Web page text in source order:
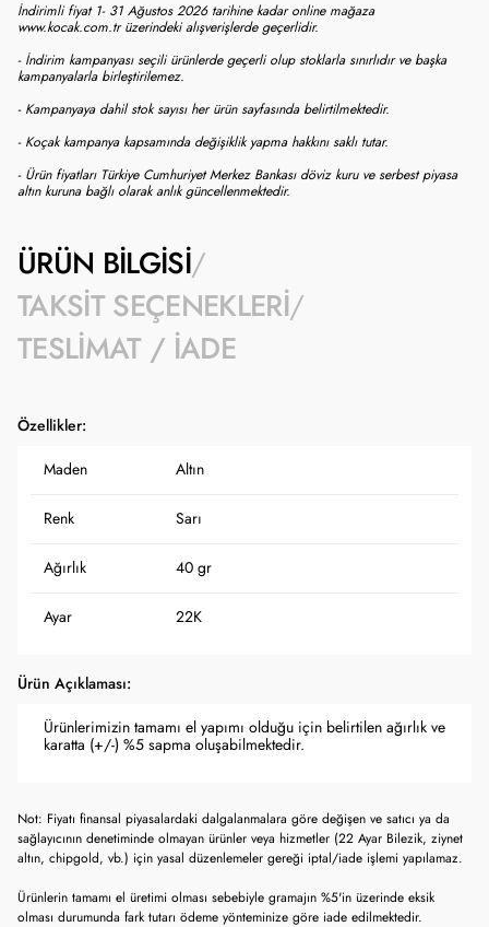
İndirimli fiyat 1- 31 Ağustos 2026 tarihine kadar online mağaza
www.kocak.com.tr üzerindeki alışverişlerde geçerlidir.
- İndirim kampanyası seçili ürünlerde geçerli olup stoklarla sınırlıdır ve başka
kampanyalarla birleştirilemez.
- Kampanyaya dahil stok sayısı her ürün sayfasında belirtilmektedir.
- Koçak kampanya kapsamında değişiklik yapma hakkını saklı tutar.
- Ürün fiyatları Türkiye Cumhuriyet Merkez Bankası döviz kuru ve serbest piyasa
altın kuruna bağlı olarak anlık güncellenmektedir.
ÜRÜN BILGISI
TAKSIT SEÇENEKLERI
TESLIMAT / İADE
Özellikler:
Maden Altın
Renk Sarı
Ağırlık 40 gr
Ayar 22K
Ürün Açıklaması:
Ürünlerimizin tamamı el yapımı olduğu için belirtilen ağırlık ve
karatta (+/-) %5 sapma oluşabilmektedir.
Not: Fiyatı finansal piyasalardaki dalgalanmalara göre değişen ve satıcı ya da
sağlayıcının denetiminde olmayan ürünler veya hizmetler (22 Ayar Bilezik, ziynet
altın, chipgold, vb.) için yasal düzenlemeler gereği iptal/iade işlemi yapılamaz.
Ürünlerin tamamı el üretimi olması sebebiyle gramajın %5'in üzerinde eksik
olması durumunda fark tutarı ödeme yönteminize göre iade edilmektedir.